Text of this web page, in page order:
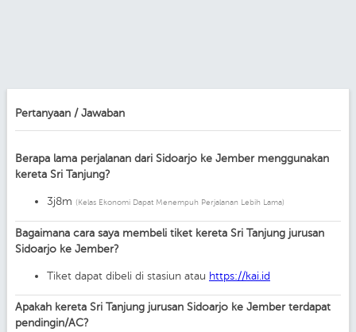
Pertanyaan / Jawaban
Berapa lama perjalanan dari Sidoarjo ke Jember menggunakan
kereta Sri Tanjung?
3j8m (Kelas Ekonomi Dapat Menempuh Perjalanan Lebih Lama)
Bagaimana cara saya membeli tiket kereta Sri Tanjung jurusan
Sidoarjo ke Jember?
Tiket dapat dibeli di stasiun atau https://kai.id
Apakah kereta Sri Tanjung jurusan Sidoarjo ke Jember terdapat
pendingin/AC?